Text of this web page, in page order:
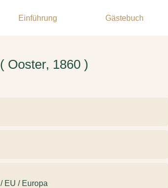
Einführung Gästebuch
Ooster, 1860 )
EU / Europa